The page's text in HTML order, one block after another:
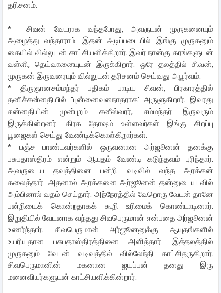
தரிசனம்.
* சிவன் வேடராக வந்தபோது, அவருடன் முருகனையும்
அழைத்து வந்தாராம். இதன் அடிப்படையில் இங்கு முருகனும்
கையில் வில்லுடன் காட்சியளிக்கிறார். இவர் நான்கு கரங்களுடன்
வள்ளி, தெய்வானையுடன் இருக்கிறார். ஒரே தலத்தில் சிவன்,
முருகன் இருவரையும் வில்லுடன் தரிசனம் செய்வது அபூர்வம்.
* திருஞானசம்மந்தர் பதிகம் பாடிய சிவன், பிரகாரத்தில்
தனிச்சன்னதியில் "புன்னைவனநாதராக' அருளுகிறார். இவரது
சன்னதியின் முன்புறம் சனீஸ்வரர், சம்மந்தர் இருவரும்
இருக்கின்றனர். கிரக தோஷம் உள்ளவர்கள் இங்கு சிறப்பு
பூஜைகள் செய்து வேண்டிக்கொள்கிறார்கள்.
* பஞ்ச பாண்டவர்களில் ஒருவனான அர்ஜூனன் தனக்கு
பசுபதாஸ்திரம் என்றும் ஆயுதம் வேண்டி கடுந்தவம் புரிந்தார்.
அவருடைய தவத்தினை பன்றி வடிவில் வந்த அரக்கன்
கலைத்தார். அதனால் அரக்கனை அர்ஜூனன் தன்னுடைய வில்
அம்பினால் வதம் செய்தார். அந்நேரத்தில் வேறொரு வேடன் தானே
பன்றியைக் கொன்றதாகக் கூறி உரிமைக் கொண்டாடினார்.
இறுதியில் வேடனாக வந்தது சிவபெருமான் என்பதை அர்ஜூனன்
உணர்ந்தார். சிவபெருமான் அர்ஜூனனுக்கு ஆயுதங்களில்
உயரியதான பசுபதாஸ்திரத்தினை அளித்தார். இத்தலத்தில்
முருகனும் வேடன் வடிவத்தில் வில்லேந்தி காட்சிதருகிறார்.
சிவபெருமானின் மகனான ஐயப்பன் தனது இரு
மனைவியர்களுடன் காட்சியளிக்கின்றார்.